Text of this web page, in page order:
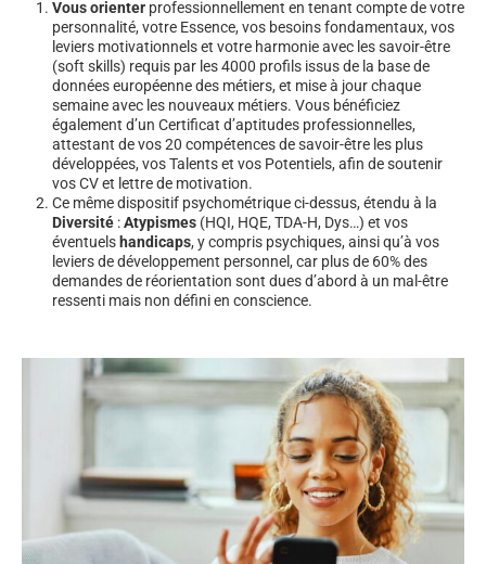
Vous orienter professionnellement en tenant compte de votre
personnalité, votre Essence, vos besoins fondamentaux, vos
leviers motivationnels et votre harmonie avec les savoir-être
(soft skills) requis par les 4000 profils issus de la base de
données européenne des métiers, et mise à jour chaque
semaine avec les nouveaux métiers. Vous bénéficiez
également d’un Certificat d’aptitudes professionnelles,
attestant de vos 20 compétences de savoir-être les plus
développées, vos Talents et vos Potentiels, afin de soutenir
vos CV et lettre de motivation.
Ce même dispositif psychométrique ci-dessus, étendu à la
Diversité :Atypismes (HQI, HQE, TDA-H, Dys…) et vos
éventuels handicaps, y compris psychiques, ainsi qu’à vos
leviers de développement personnel, car plus de 60% des
demandes de réorientation sont dues d’abord à un mal-être
ressenti mais non défini en conscience.